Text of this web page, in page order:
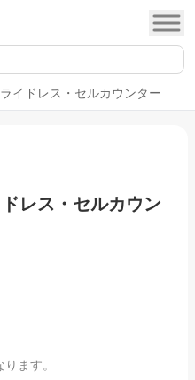
イドレス・セルカウンター
レス・セルカウン
ます。